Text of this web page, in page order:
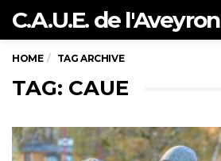
C.A.U.E. de l'Aveyron
HOME TAG ARCHIVE
TAG: CAUE